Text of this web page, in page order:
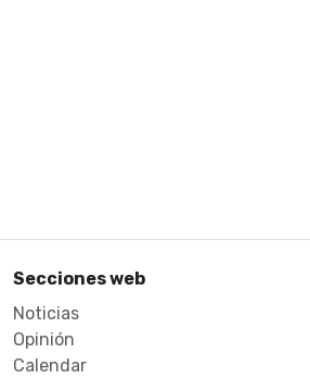
Secciones web
Noticias
Opinión
Calendar